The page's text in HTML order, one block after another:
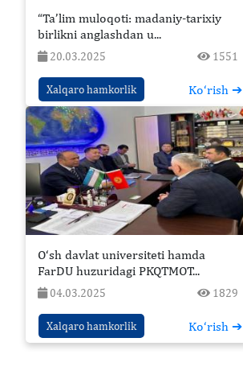
Xalqaro hamkorlik
“Ta’lim muloqoti: madaniy-tarixiy
birlikni anglashdan u...
20.03.2025 1551
Ko‘rish ➔
Xalqaro hamkorlik
O‘sh davlat universiteti hamda
FarDU huzuridagi PKQTMOT...
04.03.2025 1829
Ko‘rish ➔